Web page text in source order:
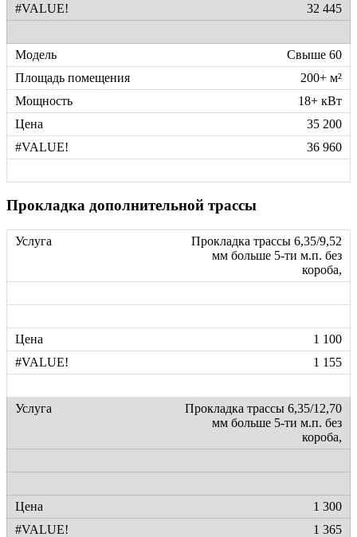
32 445
Свыше 60
200+ м²
18+ кВт
35 200
36 960
Прокладка дополнительной трассы
Прокладка трассы 6,35/9,52
мм больше 5-ти м.п. без
короба,
1 100
1 155
Прокладка трассы 6,35/12,70
мм больше 5-ти м.п. без
короба,
1 300
1 365